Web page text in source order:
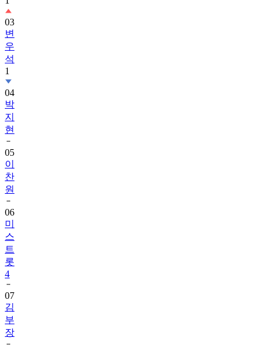
03
변
우
석
1
04
박
지
현
05
이
찬
원
06
미
스
트
롯
4
07
김
부
장